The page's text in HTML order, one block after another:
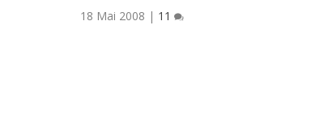
18 Mai 2008 | 11